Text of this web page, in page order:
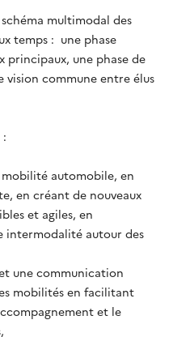
multimodal des
temps : une phase
principaux, une phase de
commune entre élus
automobile, en
en créant de nouveaux
et agiles, en
intermodalité autour des
une communication
mobilités en facilitant
et le